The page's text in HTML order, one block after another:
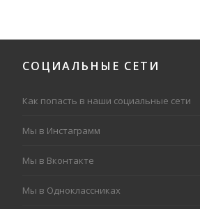
СОЦИАЛЬНЫЕ СЕТИ
Как попасть в наши социальные сети
Мы в Инстаграмм
Мы в Вконтакте
Мы в Одноклассниках